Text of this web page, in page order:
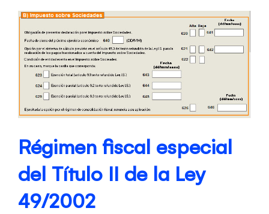
Régimen fiscal especial
del Título II de la Ley
49/2002